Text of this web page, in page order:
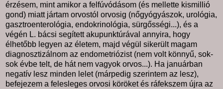
érzésem, mint amikor a felfúvódásom (és mellette kismillió
gond) miatt jártam orvostól orvosig (nőgyógyászok, urológia,
gasztroenterológia, endokrinológia, sürgősségi...), és a
végén L. bácsi segített akupunktúrával annyira, hogy
élhetőbb legyen az életem, majd végül sikerült magam
diagnosztizálnom az endometriózist (nem volt könnyű, sok-
sok évbe telt, de hát nem vagyok orvos...). Ha januárban
negatív lesz minden lelet (márpedig szerintem az lesz),
befejezem a felesleges orvosi köröket és ráfekszem újra az